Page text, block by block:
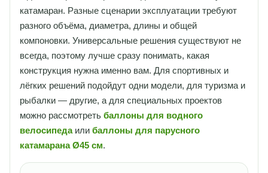
катамаран. Разные сценарии эксплуатации требуют
разного объёма, диаметра, длины и общей
компоновки. Универсальные решения существуют не
всегда, поэтому лучше сразу понимать, какая
конструкция нужна именно вам. Для спортивных и
лёгких решений подойдут одни модели, для туризма и
рыбалки — другие, а для специальных проектов
можно рассмотреть баллоны для водного
велосипедаили баллоны для парусного
катамарана Ø45 см.